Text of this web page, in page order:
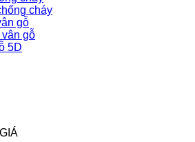
cháy
gỗ
gỗ
5D